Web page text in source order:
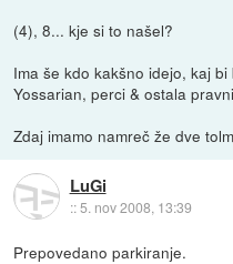
(4), 8... kje si to našel?
Ima še kdo kakšno idejo, kaj
Yossarian, perci & ostala
Zdaj imamo namreč že dve
LuGi
::5. nov 2008, 13:39
Prepovedano parkiranje.